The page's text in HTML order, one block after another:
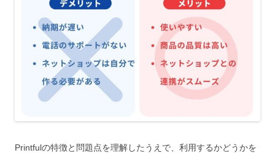
Printfulの特徴と問題点を理解したうえで、利用するかどうかを